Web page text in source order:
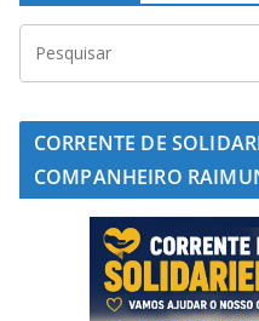
CORRENTE DE
COMPANHEIRO